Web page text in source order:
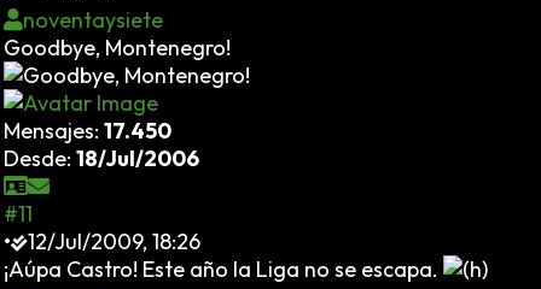
noventaysiete
Goodbye, Montenegro!
Mensajes: 17.450
Desde: 18/Jul/2006
#11
•
12/Jul/2009, 18:26
¡Aúpa Castro! Este año la Liga no se escapa.